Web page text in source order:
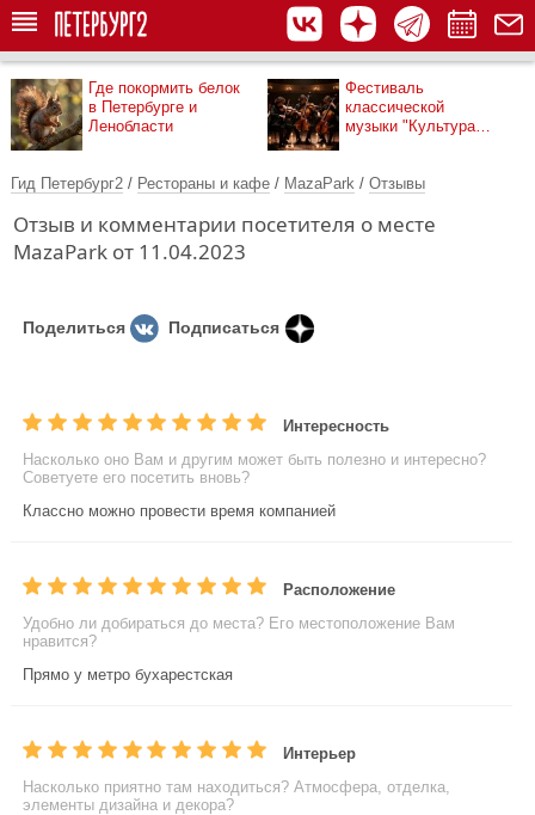
Где покормить белок
в Петербурге и
Ленобласти
Фестиваль
классической
музыки "Культура
Гид Петербург2 / Рестораны и кафе / MazaPark / Отзывы
Отзыв и комментарии посетителя о месте
MazaPark от 11.04.2023
Поделиться Подписаться
Интересность
Насколько оно Вам и другим может быть полезно и интересно?
Советуете его посетить вновь?
Классно можно провести время компанией
Расположение
Удобно ли добираться до места? Его местоположение Вам
нравится?
Прямо у метро бухарестская
Интерьер
Насколько приятно там находиться? Атмосфера, отделка,
элементы дизайна и декора?